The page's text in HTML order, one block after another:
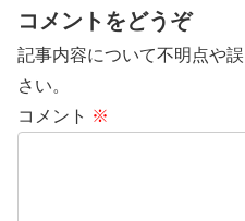
コメントをどうぞ
記事内容について不明点や
さい。
コメント ※